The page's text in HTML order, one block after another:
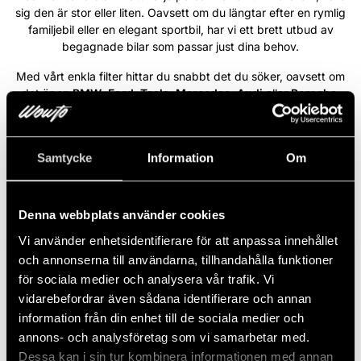
Samtycke Information Om
Denna webbplats använder cookies
Vi använder enhetsidentifierare för att anpassa innehållet
och annonserna till användarna, tillhandahålla funktioner
för sociala medier och analysera vår trafik. Vi
vidarebefordrar även sådana identifierare och annan
information från din enhet till de sociala medier och
annons- och analysföretag som vi samarbetar med.
Dessa kan i sin tur kombinera informationen med annan
sig den är stor eller liten. Oavsett om du längtar efter en rymlig
familjebil eller en elegant sportbil, har vi ett brett utbud av
begagnade bilar som passar just dina behov.
Med vårt enkla filter hittar du snabbt det du söker, oavsett om
det är enBMW,Ford,Tesla,Mercedes,AudiellerPorsche.
Varje bil i vårt sortiment är ett steg närmare din bildröm. På
Wowto är vi engagerade i att förverkliga din dröm – vi ser varje
bildröm till en del av din vardag.
NYINKOMMEN
Volvo XC90 B5 235HK AWD R-
Design Pro Ed /B&W/Pano/360/7-
sits
2022 Automat Diesel 8 960 Mil 235 HK Fyrhjulsdriven
6 767 kr/mån